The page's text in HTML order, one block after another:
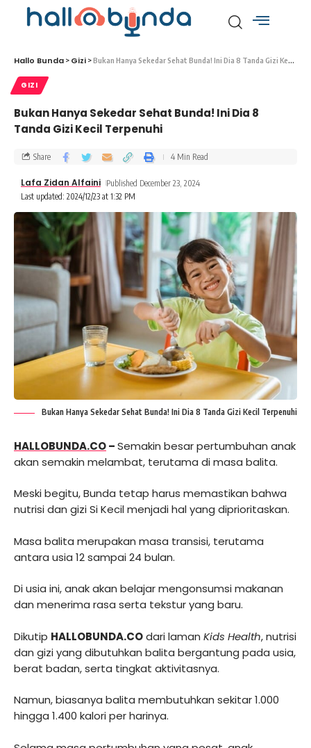
Hallo Bunda > Gizi >Bukan Hanya Sekedar Sehat Bunda! Ini Dia 8 Tanda Gizi Kecil Terpenuhi
GIZI
Bukan Hanya Sekedar Sehat Bunda! Ini Dia 8
Tanda Gizi Kecil Terpenuhi
Last updated: 2024/12/23 at 1:32 PM
Lafa Zidan Alfaini Published December 23, 2024
Share 4 Min Read
Bukan Hanya Sekedar Sehat Bunda! Ini Dia 8 Tanda Gizi Kecil Terpenuhi
HALLOBUNDA.CO–Semakin besar pertumbuhan anak
akan semakin melambat, terutama di masa balita.
Meski begitu, Bunda tetap harus memastikan bahwa
nutrisi dan gizi Si Kecil menjadi hal yang diprioritaskan.
Masa balita merupakan masa transisi, terutama
antara usia 12 sampai 24 bulan.
Di usia ini, anak akan belajar mengonsumsi makanan
dan menerima rasa serta tekstur yang baru.
Dikutip HALLOBUNDA.COdari laman Kids Health, nutrisi
dan gizi yang dibutuhkan balita bergantung pada usia,
berat badan, serta tingkat aktivitasnya.
Namun, biasanya balita membutuhkan sekitar 1.000
hingga 1.400 kalori per harinya.